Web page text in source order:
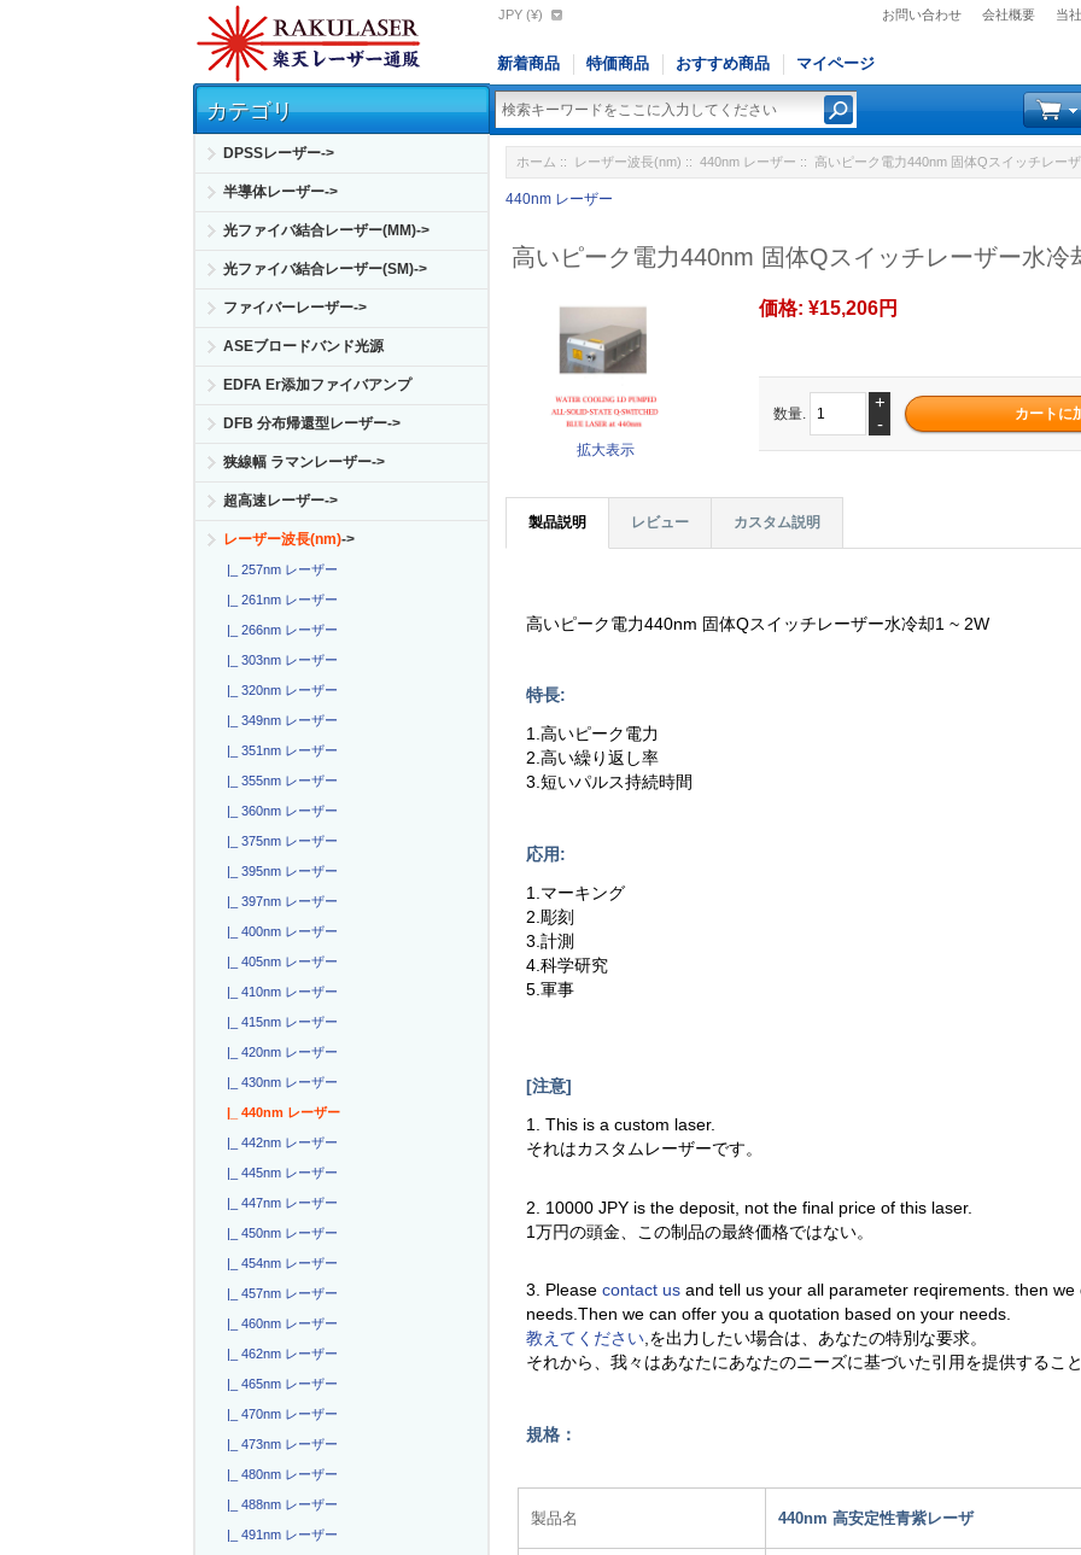
お問い合わせ 会社概要 当
JPY (¥)
新着商品 特価商品 おすすめ商品 マイページ
カテゴリ
DPSSレーザー->
半導体レーザー->
光ファイバ結合レーザー(MM)->
光ファイバ結合レーザー(SM)->
ファイバーレーザー->
ASEブロードバンド光源
EDFA Er添加ファイバアンプ
DFB 分布帰還型レーザー->
狭線幅 ラマンレーザー->
超高速レーザー->
レーザー波長(nm)->
|_ 257nm レーザー
|_ 261nm レーザー
|_ 266nm レーザー
|_ 303nm レーザー
|_ 320nm レーザー
|_ 349nm レーザー
|_ 351nm レーザー
|_ 355nm レーザー
|_ 360nm レーザー
|_ 375nm レーザー
|_ 395nm レーザー
|_ 397nm レーザー
|_ 400nm レーザー
|_ 405nm レーザー
|_ 410nm レーザー
|_ 415nm レーザー
|_ 420nm レーザー
|_ 430nm レーザー
|_ 440nm レーザー
|_ 442nm レーザー
|_ 445nm レーザー
|_ 447nm レーザー
|_ 450nm レーザー
|_ 454nm レーザー
|_ 457nm レーザー
|_ 460nm レーザー
|_ 462nm レーザー
|_ 465nm レーザー
|_ 470nm レーザー
|_ 473nm レーザー
|_ 480nm レーザー
|_ 488nm レーザー
|_ 491nm レーザー
ホーム :: レーザー波長(nm) ::440nm レーザー :: 高いピーク電力440nm 固体Qスイッチレー
440nm レーザー
高いピーク電力440nm 固体Qスイッチレーザー水冷
拡大表示
価格:¥15,206円
数量.
+
-
製品説明 レビュー カスタム説明
高いピーク電力440nm 固体Qスイッチレーザー水冷却1 ~ 2W
特長:
1.高いピーク電力
2.高い繰り返し率
3.短いパルス持続時間
応用:
1.マーキング
2.彫刻
3.計測
4.科学研究
5.軍事
[注意]
1. This is a custom laser.
それはカスタムレーザーです。
2. 10000 JPY is the deposit, not the final price of this laser.
1万円の頭金、この制品の最終価格ではない。
3. Pleasecontact usand tell us your all parameter reqirements. then
needs.Then we can offer you a quotation based on your needs.
教えてください,を出力したい場合は、あなたの特別な要求。
それから、我々はあなたにあなたのニーズに基づいた引用を提供すること
規格：
製品名 440nm 高安定性青紫レーザ